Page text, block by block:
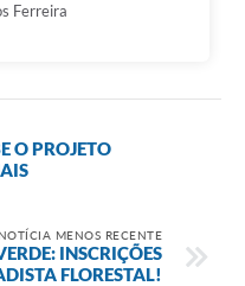
Ferreira
O PROJETO
NOTÍCIA MENOS RECENTE
INSCRIÇÕES
FLORESTAL!